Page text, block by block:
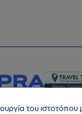
του ιστοτόπου